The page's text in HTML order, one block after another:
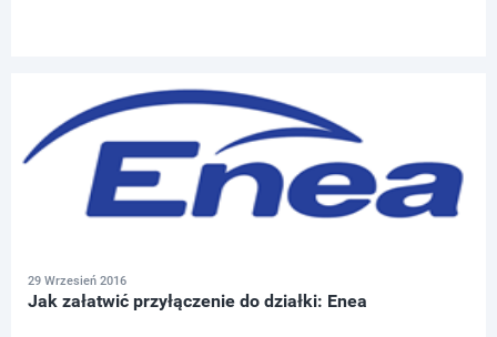
29 Wrzesień 2016
Jak załatwić przyłączenie do działki: Enea